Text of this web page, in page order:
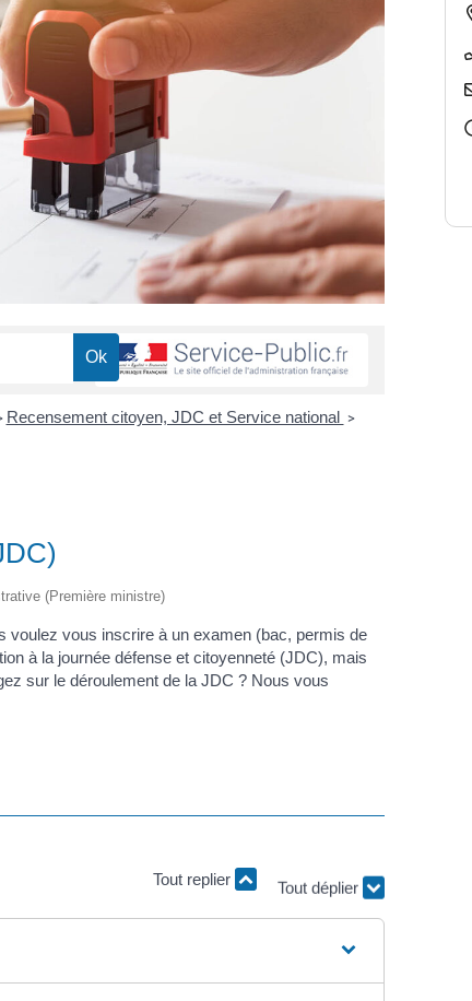
Recensement citoyen, JDC et Service national >
(Première ministre)
voulez vous inscrire à un examen (bac, permis de
à la journée défense et citoyenneté (JDC), mais
sur le déroulement de la JDC ? Nous vous
Tout replier Tout déplier